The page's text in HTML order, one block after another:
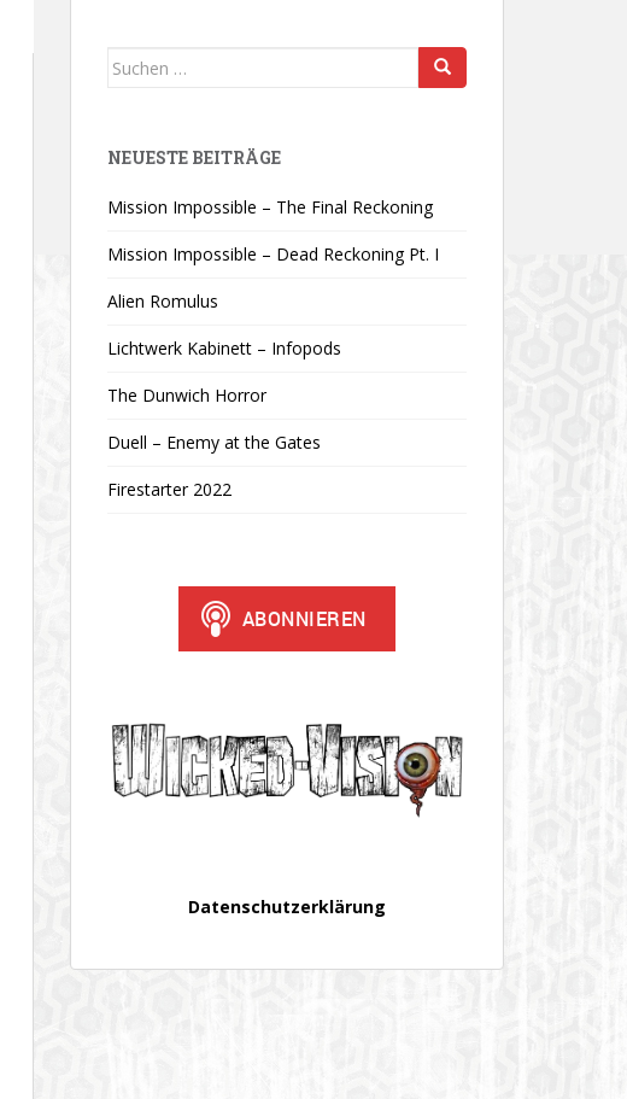
Suchen
NEUESTE BEITRÄGE
Mission Impossible – The Final Reckoning
Mission Impossible – Dead Reckoning Pt. I
Alien Romulus
Lichtwerk Kabinett – Infopods
The Dunwich Horror
Duell – Enemy at the Gates
Firestarter 2022
Datenschutzerklärung